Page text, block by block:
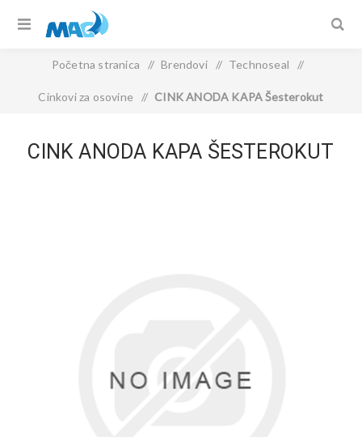
Početna stranica / Brendovi / Technoseal /
Cinkovi za osovine / CINK ANODA KAPA Šesterokut
CINK ANODA KAPA ŠESTEROKUT